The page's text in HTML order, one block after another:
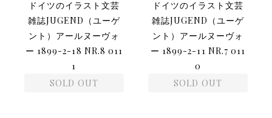
ドイツのイラスト文芸
雑誌JUGEND（ユーゲ
ント）アールヌーヴォ
ー 1899-2-18 NR.8 011
1
SOLD OUT
ドイツのイラスト文芸
雑誌JUGEND（ユーゲ
ント）アールヌーヴォ
ー 1899-2-11 NR.7 011
0
SOLD OUT